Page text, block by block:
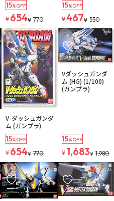
15%OFF
¥ 654¥ 770
15%OFF
¥467¥ 550
お気に入りに追加
V-ダッシュガンダ
ム (ガンプラ)
15%OFF
¥ 654¥ 770
お気に入りに
Vダッシュガンダ
ム (HG) (1/100)
(ガンプラ)
15%OFF
¥ 1,683¥ 1,980
お気に入りに追加お気に入りに